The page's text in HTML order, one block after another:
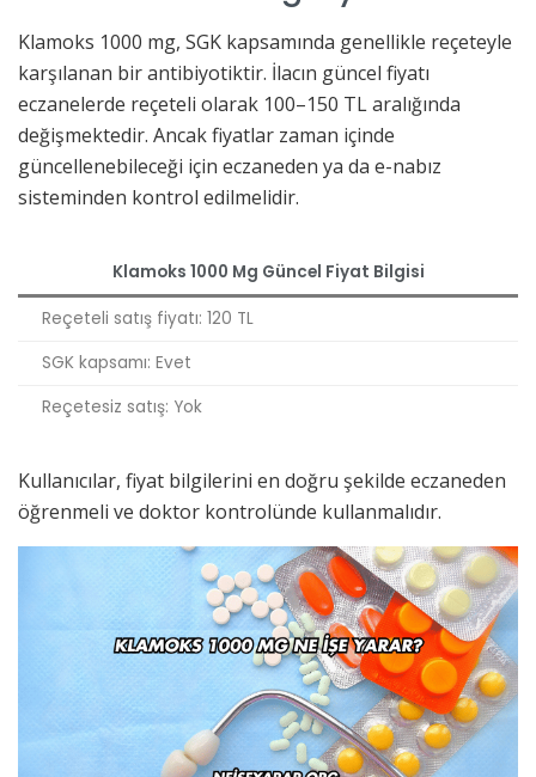
Klamoks 1000 mg, SGK kapsamında genellikle reçeteyle
karşılanan bir antibiyotiktir. İlacın güncel fiyatı
eczanelerde reçeteli olarak 100–150 TL aralığında
değişmektedir. Ancak fiyatlar zaman içinde
güncellenebileceği için eczaneden ya da e-nabız
sisteminden kontrol edilmelidir.
Klamoks 1000 Mg Güncel Fiyat Bilgisi
Reçeteli satış fiyatı: 120 TL
SGK kapsamı: Evet
Reçetesiz satış: Yok
Kullanıcılar, fiyat bilgilerini en doğru şekilde eczaneden
öğrenmeli ve doktor kontrolünde kullanmalıdır.